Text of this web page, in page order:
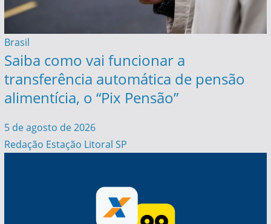
Brasil
Saiba como vai funcionar a
transferência automática de pensão
alimentícia, o “Pix Pensão”
5 de agosto de 2026
Redação Estação Litoral SP